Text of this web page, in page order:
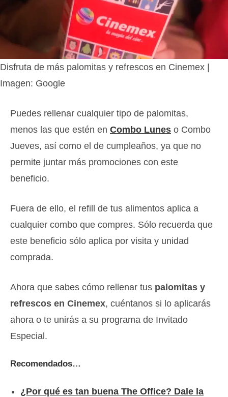
Disfruta de más palomitas y refrescos en Cinemex |
Imagen: Google
Puedes rellenar cualquier tipo de palomitas,
menos las que estén en Combo Lunes o Combo
Jueves, así como el de cumpleaños, ya que no
permite juntar más promociones con este
beneficio.
Fuera de ello, el refill de tus alimentos aplica a
cualquier combo que compres. Sólo recuerda que
este beneficio sólo aplica por visita y unidad
comprada.
Ahora que sabes cómo rellenar tus palomitas y
refrescos en Cinemex, cuéntanos si lo aplicarás
ahora o te unirás a su programa de Invitado
Especial.
Recomendados…
¿Por qué es tan buena The Office? Dale la